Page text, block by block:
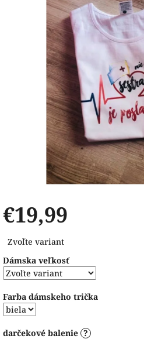
hviezdičiek.
€19,99
cena:
Zvoľte variant
Dámska veľkosť
Farba dámskeho trička
darčekové balenie ?